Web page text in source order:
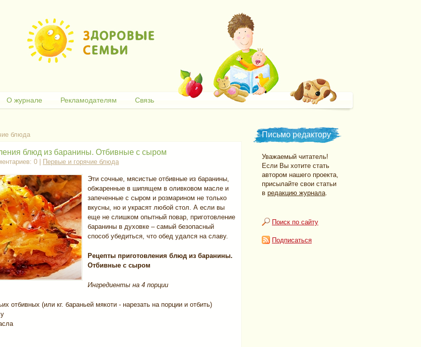
О журнале Рекламодателям Связь
Письмо редактору
Уважаемый читатель!
Если Вы хотите стать
автором нашего проекта,
присылайте свои статьи
в редакцию журнала.
Поиск по сайту
Подписаться
блюда
блюд из баранины. Отбивные с сыром
0 | Первые и горячие блюда
Эти сочные, мясистые отбивные из баранины,
обжаренные в шипящем в оливковом масле и
запеченные с сыром и розмарином не только
вкусны, но и украсят любой стол. А если вы
еще не слишком опытный повар, приготовление
баранины в духовке – самый безопасный
способ убедиться, что обед удался на славу.
Рецепты приготовления блюд из баранины.
Отбивные с сыром
Ингредиенты на 4 порции
отбивных (или кг. бараньей мякоти - нарезать на порции и отбить)